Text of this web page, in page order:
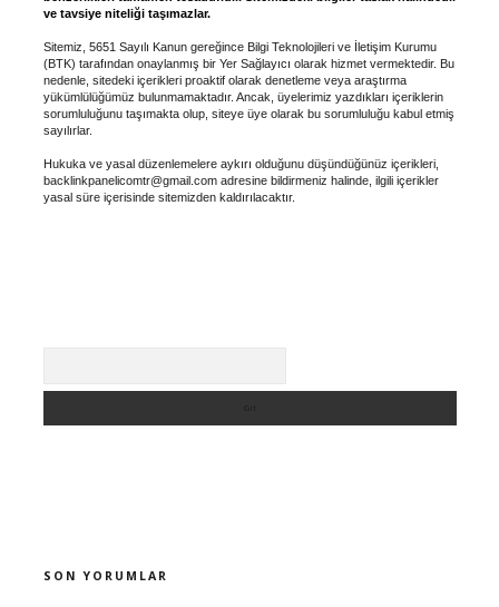
ve tavsiye niteliği taşımazlar.
Sitemiz, 5651 Sayılı Kanun gereğince Bilgi Teknolojileri ve İletişim Kurumu
(BTK) tarafından onaylanmış bir Yer Sağlayıcı olarak hizmet vermektedir. Bu
nedenle, sitedeki içerikleri proaktif olarak denetleme veya araştırma
yükümlülüğümüz bulunmamaktadır. Ancak, üyelerimiz yazdıkları içeriklerin
sorumluluğunu taşımakta olup, siteye üye olarak bu sorumluluğu kabul etmiş
sayılırlar.
Hukuka ve yasal düzenlemelere aykırı olduğunu düşündüğünüz içerikleri,
backlinkpanelicomtr@gmail.comadresine bildirmeniz halinde, ilgili içerikler
yasal süre içerisinde sitemizden kaldırılacaktır.
SON YORUMLAR